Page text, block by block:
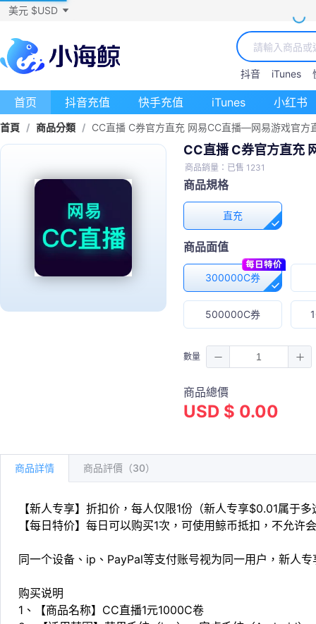
美元 $USD
抖音 iTunes
首页 抖音充值 快手充值 iTunes 小红书
首頁 / 商品分類 / CC直播 C券官方直充 网易CC直播—网易游戏官方
CC直播 C券官方直充
商品銷量：已售 1231
商品規格
直充
商品面值
300000C券
500000C券
數量
商品總價
USD $ 0.00
商品詳情 商品評價（30）
【新人专享】折扣价，每人仅限1份（新人专享$0.01属于
【每日特价】每日可以购买1次，可使用鲸币抵扣，不允许
同一个设备、ip、PayPal等支付账号视为同一用户，新人
购买说明
1、【商品名称】CC直播1元1000C卷